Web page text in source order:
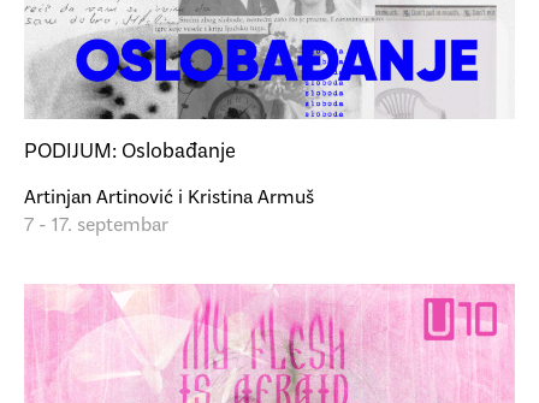
PODIJUM: Oslobađanje
Artinjan Artinović i Kristina Armuš
7 - 17. septembar